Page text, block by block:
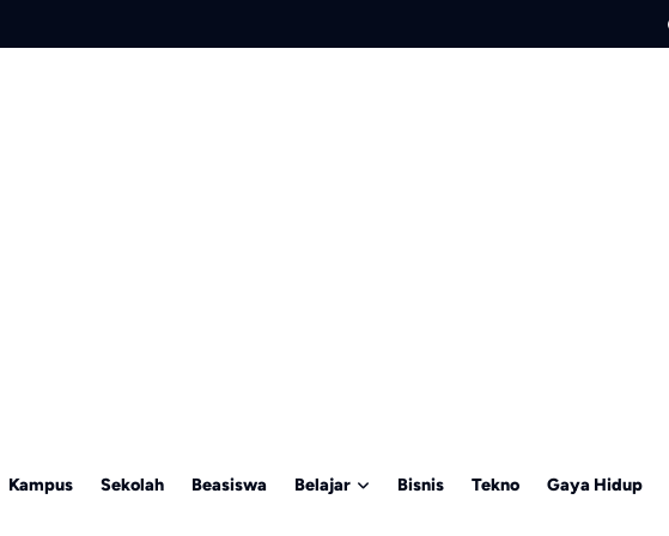
Kampus Sekolah Beasiswa Belajar Bisnis Tekno Gaya Hidup